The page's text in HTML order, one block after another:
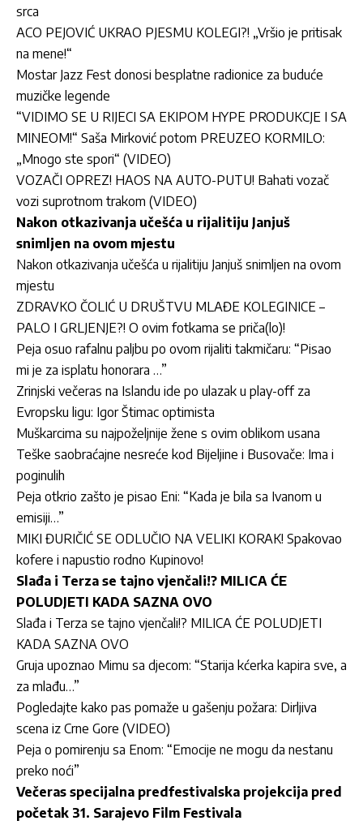
srca
ACO PEJOVIĆ UKRAO PJESMU KOLEGI?! „Vršio je pritisak
na mene!“
Mostar Jazz Fest donosi besplatne radionice za buduće
muzičke legende
“VIDIMO SE U RIJECI SA EKIPOM HYPE PRODUKCJE I SA
MINEOM!“ Saša Mirković potom PREUZEO KORMILO:
„Mnogo ste spori“ (VIDEO)
VOZAČI OPREZ! HAOS NA AUTO-PUTU! Bahati vozač
vozi suprotnom trakom (VIDEO)
Nakon otkazivanja učešća u rijalitiju Janjuš
snimljen na ovom mjestu
Nakon otkazivanja učešća u rijalitiju Janjuš snimljen na ovom
mjestu
ZDRAVKO ČOLIĆ U DRUŠTVU MLAĐE KOLEGINICE –
PALO I GRLJENJE?! O ovim fotkama se priča(lo)!
Peja osuo rafalnu paljbu po ovom rijaliti takmičaru: “Pisao
mi je za isplatu honorara …”
Zrinjski večeras na Islandu ide po ulazak u play-off za
Evropsku ligu: Igor Štimac optimista
Muškarcima su najpoželjnije žene s ovim oblikom usana
Teške saobraćajne nesreće kod Bijeljine i Busovače: Ima i
poginulih
Peja otkrio zašto je pisao Eni: “Kada je bila sa Ivanom u
emisiji…”
MIKI ĐURIČIĆ SE ODLUČIO NA VELIKI KORAK! Spakovao
kofere i napustio rodno Kupinovo!
Slađa i Terza se tajno vjenčali!? MILICA ĆE
POLUDJETI KADA SAZNA OVO
Slađa i Terza se tajno vjenčali!? MILICA ĆE POLUDJETI
KADA SAZNA OVO
Gruja upoznao Mimu sa djecom: “Starija kćerka kapira sve, a
za mlađu…”
Pogledajte kako pas pomaže u gašenju požara: Dirljiva
scena iz Crne Gore (VIDEO)
Peja o pomirenju sa Enom: “Emocije ne mogu da nestanu
preko noći”
Večeras specijalna predfestivalska projekcija pred
početak 31. Sarajevo Film Festivala